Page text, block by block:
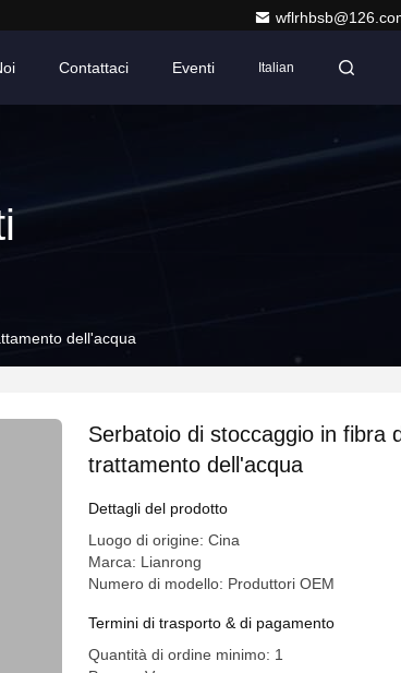
Contattaci Eventi Italian
dell'acqua
Serbatoio di stoccaggio in fibra
trattamento dell'acqua
Dettagli del prodotto
Luogo di origine: Cina
Marca: Lianrong
Numero di modello: Produttori OEM
Termini di trasporto & di pagamento
Quantità di ordine minimo: 1